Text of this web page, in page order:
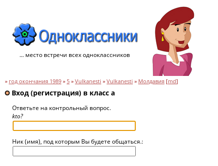
... место встречи всех одноклассников
» год окончания 1989 » 5 » Vulkanesti » Vulkanesti » Молдавия [md]
Вход (регистрация) в класс a
Ответьте на контрольный вопрос.
kto?
Ник (имя), под которым Вы будете общаться.: